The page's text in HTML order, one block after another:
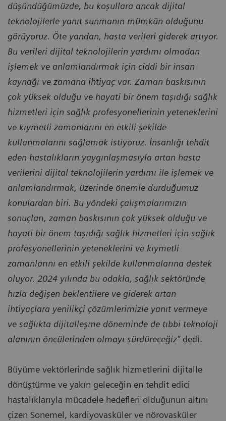
düşündüğümüzde, bu koşullara ancak dijital
teknolojilerle yanıt sunmanın mümkün olduğunu
görüyoruz. Öte yandan, hasta verileri giderek artıyor.
Bu verileri dijital teknolojilerin yardımı olmadan
işlemek ve anlamlandırmak için ciddi bir insan
kaynağı ve zamana ihtiyaç var. Zaman baskısının
çok yüksek olduğu ve hayati bir önem taşıdığı sağlık
hizmetleri için sağlık profesyonellerinin yeteneklerini
ve kıymetli zamanlarını en etkili şekilde
kullanmalarını sağlamak istiyoruz. İnsanlığı tehdit
eden hastalıkların yaygınlaşmasıyla artan hasta
verilerini dijital teknolojilerin yardımı ile işlemek ve
anlamlandırmak, üzerinde önemle durduğumuz
konulardan biri. Bu yöndeki çalışmalarımızın
sonuçları, zaman baskısının çok yüksek olduğu ve
hayati bir önem taşıdığı sağlık hizmetleri için sağlık
profesyonellerinin yeteneklerini ve kıymetli
zamanlarını en etkili şekilde kullanmalarına destek
oluyor. 2024 yılında bu odakla, sağlık sektöründe
hızla değişen beklentilere ve giderek artan
ihtiyaçlara yenilikçi çözümlerimizle yanıt vermeye
ve sağlıkta dijitalleşme döneminde de tıbbi teknoloji
alanının öncülerinden olmayı sürdüreceğiz”dedi.
Büyüme vektörlerinde sağlık hizmetlerini dijitalle
dönüştürme ve yakın geleceğin en tehdit edici
hastalıklarıyla mücadele hedefleri olduğunun altını
çizen Sonemel, kardiyovasküler ve nörovasküler